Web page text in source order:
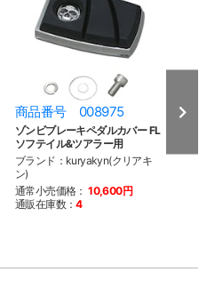
商品番号 008975
ゾンビブレーキペダルカバー FL
ソフテイル&ツアラー用
ブランド：kuryakyn(クリアキ
ン)
通常小売価格： 10,600円
通販在庫数：4
商